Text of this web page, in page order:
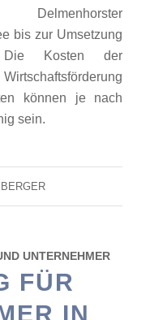
Delmenhorster
bis zur Umsetzung
Die Kosten der
können je nach
sein.
UNTERNEHMER
FÜR
IN